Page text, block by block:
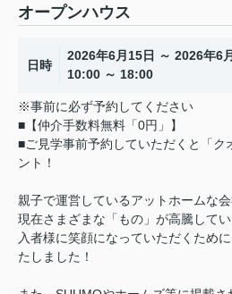
オープンハウス
日時
2026年6月15日 ～ 2026年6
10:00 ～ 18:00
※事前に必ず予約してください
■【仲介手数料無料「0円」】
■ご見学事前予約していただくと「ク
ント！
親子で運営しているアットホームな
現在さまざまな「もの」が高騰して
入者様に笑顔になっていただくため
たしました！